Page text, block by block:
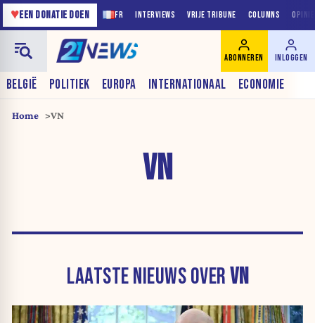
FR INTERVIEWS VRIJE TRIBUNE COLUMNS
♥EEN DONATIE DOEN
BELGIË POLITIEK EUROPA INTERNATIONAAL ECONOMIE
ABONNEREN INLOGGEN
Home VN
VN
LAATSTE NIEUWS OVERVN